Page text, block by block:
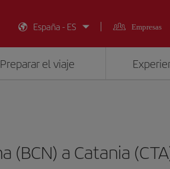
España - ES
Empresas
Preparar el viaje
(BCN) a Catania